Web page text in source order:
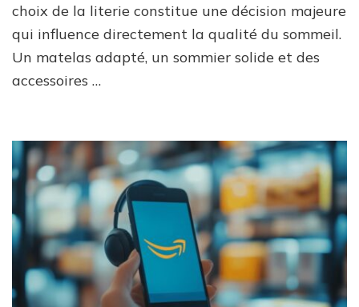
choix de la literie constitue une décision majeure
qui influence directement la qualité du sommeil.
Un matelas adapté, un sommier solide et des
accessoires …